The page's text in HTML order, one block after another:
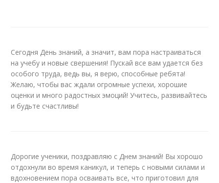
Сегодня День знаний, а значит, вам пора настраиваться
на учебу и новые свершения! Пускай все вам удается без
особого труда, ведь вы, я верю, способные ребята!
Желаю, чтобы вас ждали огромные успехи, хорошие
оценки и много радостных эмоций! Учитесь, развивайтесь
и будьте счастливы!
Дорогие ученики, поздравляю с Днем знаний! Вы хорошо
отдохнули во время каникул, и теперь с новыми силами и
вдохновением пора осваивать все, что приготовил для